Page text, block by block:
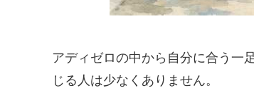
アディゼロの中から自分に合う一
じる人は少なくありません。